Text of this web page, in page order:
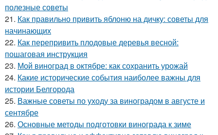
полезные советы
21. Как правильно привить яблоню на дичку: советы для
начинающих
22. Как перепривить плодовые деревья весной:
пошаговая инструкция
23. Мой виноград в октябре: как сохранить урожай
24. Какие исторические события наиболее важны для
истории Белгорода
25. Важные советы по уходу за виноградом в августе и
сентябре
26. Основные методы подготовки винограда к зиме